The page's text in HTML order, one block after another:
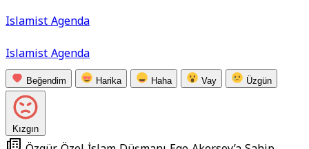
Islamist Agenda
Islamist Agenda
Beğendim Harika Haha Vay Üzgün
Kızgın